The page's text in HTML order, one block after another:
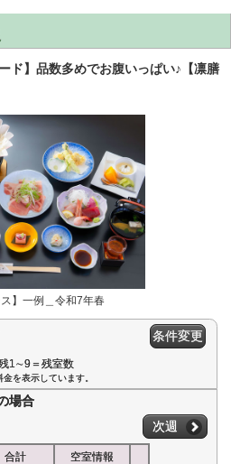
ド】品数多めでお腹いっぱい♪【凛膳
】一例＿令和7年春
1∼9＝残室数
条件変更
を表示しています。
場合
次週
合計 空室情報